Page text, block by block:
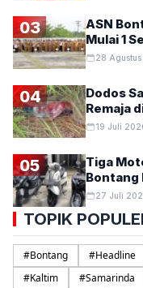
03
ASN
Mulai 1
28
04
Dodos
Remaja
19 Juli
05
Tiga
Bontang
27 Juli
TOPIK
#Bontang #Headline
#Kaltim #Samarinda